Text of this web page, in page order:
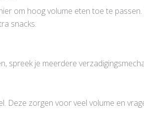
om hoog volume eten toe te
snacks.
je meerdere
Deze zorgen voor veel volume en